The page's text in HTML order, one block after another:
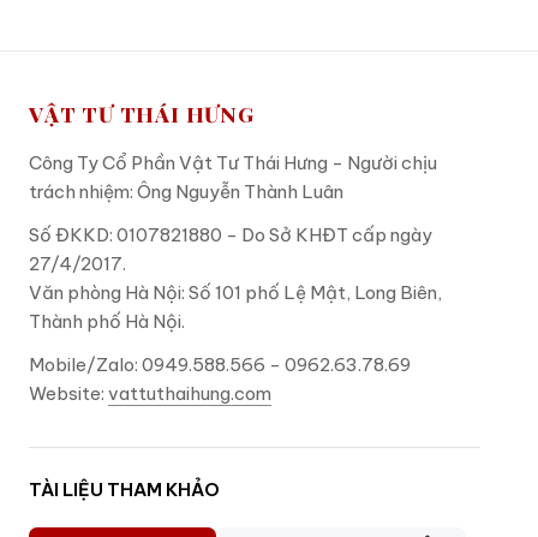
VẬT TƯ THÁI HƯNG
Công Ty Cổ Phần Vật Tư Thái Hưng - Người chịu
trách nhiệm: Ông Nguyễn Thành Luân
Số ĐKKD: 0107821880 - Do Sở KHĐT cấp ngày
27/4/2017.
Văn phòng Hà Nội: Số 101 phố Lệ Mật, Long Biên,
Thành phố Hà Nội.
Mobile/Zalo: 0949.588.566 - 0962.63.78.69
Website: vattuthaihung.com
TÀI LIỆU THAM KHẢO